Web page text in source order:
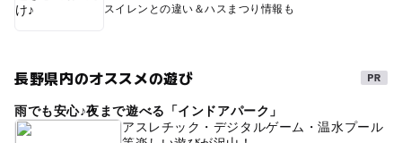
スイレンとの違い＆ハスまつり情報も
長野県内のオススメの遊び
雨でも安心♪夜まで遊べる「インドアパーク」
アスレチック・デジタルゲーム・温水プール